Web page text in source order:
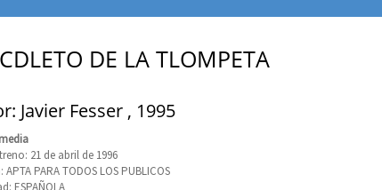
DE LA TLOMPETA
Javier Fesser , 1995
21 de abril de 1996
PARA TODOS LOS PUBLICOS
ESPAÑOLA